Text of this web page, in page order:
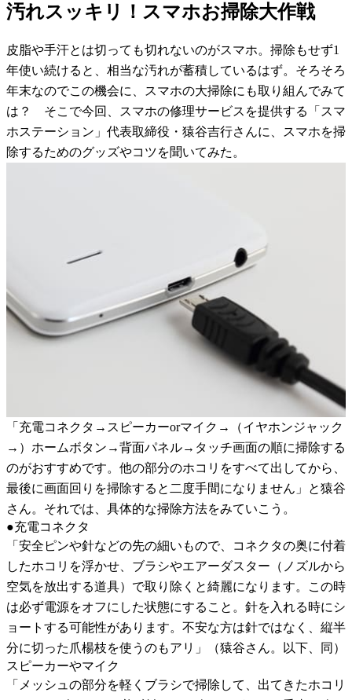
汚れスッキリ！スマホお掃除大作戦
皮脂や手汗とは切っても切れないのがスマホ。掃除もせず1
年使い続けると、相当な汚れが蓄積しているはず。そろそろ
年末なのでこの機会に、スマホの大掃除にも取り組んでみて
は？ そこで今回、スマホの修理サービスを提供する「スマ
ホステーション」代表取締役・猿谷吉行さんに、スマホを掃
除するためのグッズやコツを聞いてみた。
「充電コネクタ→スピーカーorマイク→（イヤホンジャック
→）ホームボタン→背面パネル→タッチ画面の順に掃除する
のがおすすめです。他の部分のホコリをすべて出してから、
最後に画面回りを掃除すると二度手間になりません」と猿谷
さん。それでは、具体的な掃除方法をみていこう。
●充電コネクタ
「安全ピンや針などの先の細いもので、コネクタの奥に付着
したホコリを浮かせ、ブラシやエアーダスター（ノズルから
空気を放出する道具）で取り除くと綺麗になります。この時
は必ず電源をオフにした状態にすること。針を入れる時にシ
ョートする可能性があります。不安な方は針ではなく、縦半
分に切った爪楊枝を使うのもアリ」（猿谷さん。以下、同）
スピーカーやマイク
「メッシュの部分を軽くブラシで掃除して、出てきたホコリ